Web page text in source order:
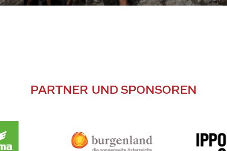
PARTNER UND SPONSOREN